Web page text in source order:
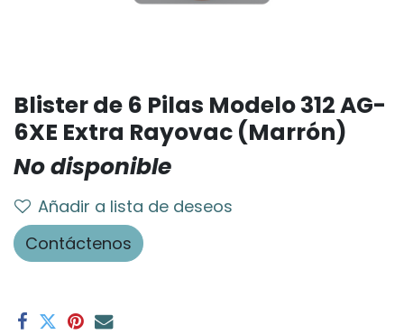
Blister de 6 Pilas Modelo 312 AG-
6XE Extra Rayovac (Marrón)
No disponible
Añadir a lista de deseos
Contáctenos